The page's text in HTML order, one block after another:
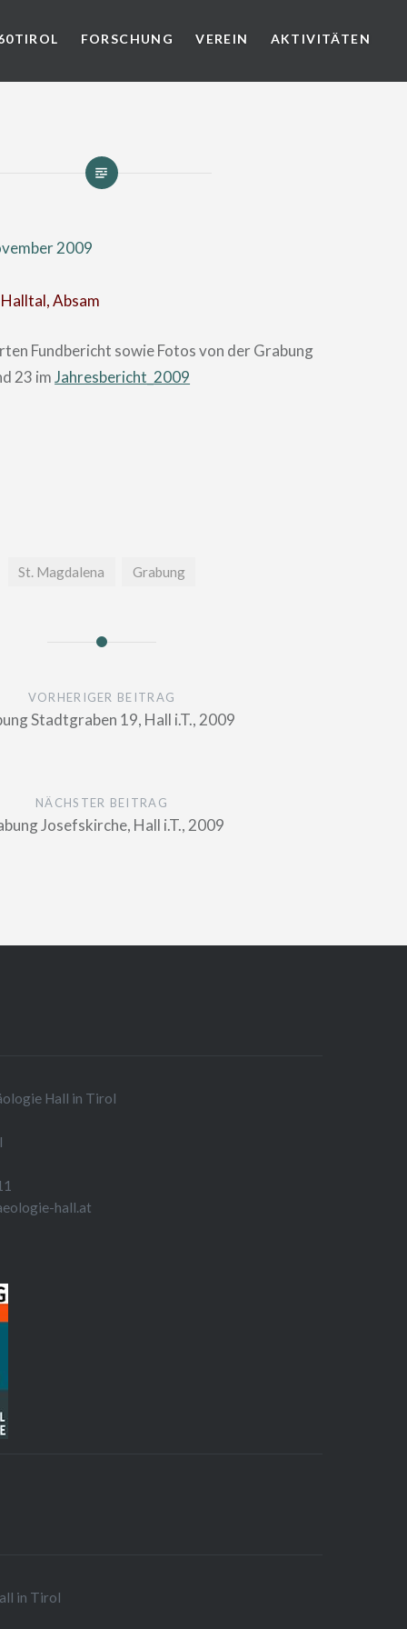
FORSCHUNG VEREIN AKTIVITÄTEN
2009
Absam
Fundbericht sowie Fotos von der Grabung
23 imJahresbericht_2009
St. Magdalena Grabung
VORHERIGER BEITRAG
Stadtgraben 19, Hall i.T., 2009
NÄCHSTER BEITRAG
Josefskirche, Hall i.T., 2009
Hall in Tirol
hall.at
in Tirol